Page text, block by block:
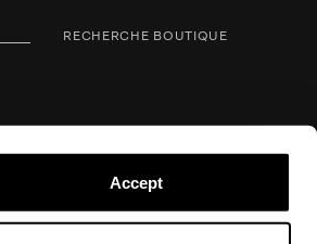
Accept
RECHERCHE BOUTIQUE
Italie – N° TVA /